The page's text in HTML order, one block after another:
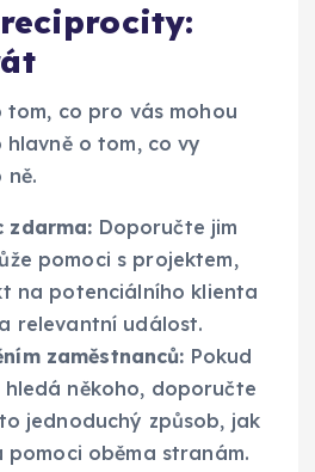
tom, co pro vás mohou
o tom, co vy
ně.
zdarma: Doporučte jim
pomoci s projektem,
na potenciálního klienta
relevantní událost.
zaměstnanců: Pokud
někoho, doporučte
jednoduchý způsob, jak
oběma stranám.